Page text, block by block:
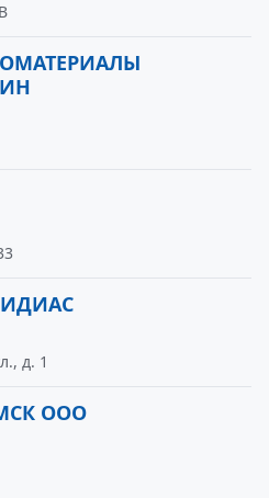
д. 1
ООО